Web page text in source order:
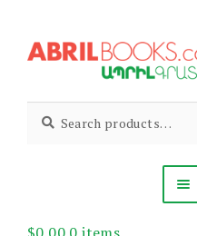
to
to
for: